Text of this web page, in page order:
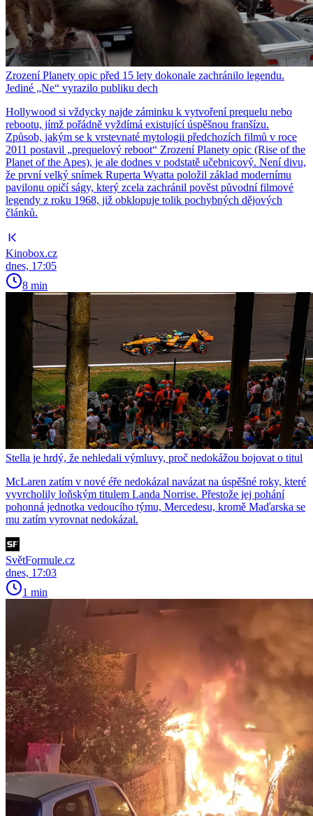
Zrození Planety opic před 15 lety dokonale zachránilo legendu.
Jediné „Ne“ vyrazilo publiku dech
Hollywood si vždycky najde záminku k vytvoření prequelu nebo
rebootu, jímž pořádně vyždímá existující úspěšnou franšízu.
Způsob, jakým se k vrstevnaté mytologii předchozích filmů v roce
2011 postavil „prequelový reboot“ Zrození Planety opic (Rise of the
Planet of the Apes), je ale dodnes v podstatě učebnicový. Není divu,
že první velký snímek Ruperta Wyatta položil základ modernímu
pavilonu opičí ságy, který zcela zachránil pověst původní filmové
legendy z roku 1968, již obklopuje tolik pochybných dějových
článků.
Kinobox.cz
dnes, 17:05
8 min
Stella je hrdý, že nehledali výmluvy, proč nedokážou bojovat o titul
McLaren zatím v nové éře nedokázal navázat na úspěšné roky, které
vyvrcholily loňským titulem Landa Norrise. Přestože jej pohání
pohonná jednotka vedoucího týmu, Mercedesu, kromě Maďarska se
mu zatím vyrovnat nedokázal.
SvětFormule.cz
dnes, 17:03
1 min